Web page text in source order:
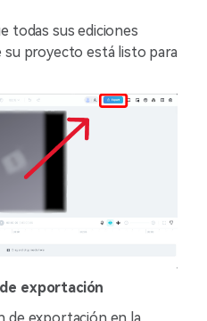
todas sus ediciones
proyecto está listo para
exportación